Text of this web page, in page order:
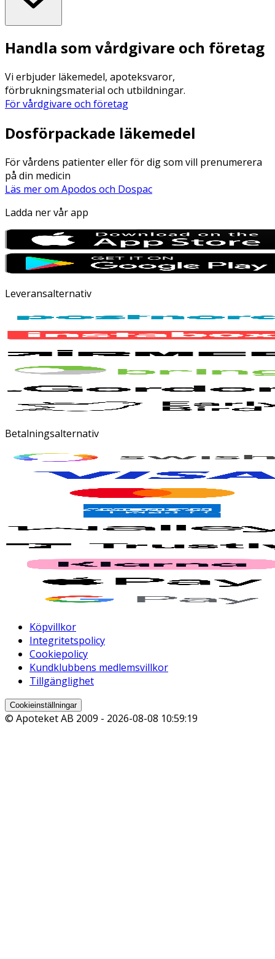
Handla som vårdgivare och företag
Vi erbjuder läkemedel, apoteksvaror,
förbrukningsmaterial och utbildningar.
För vårdgivare och företag
Dosförpackade läkemedel
För vårdens patienter eller för dig som vill prenumerera
på din medicin
Läs mer om Apodos och Dospac
Ladda ner vår app
Leveransalternativ
Betalningsalternativ
Köpvillkor
Integritetspolicy
Cookiepolicy
Kundklubbens medlemsvillkor
Tillgänglighet
Cookieinställningar
© Apoteket AB 2009 - 2026-08-08 10:59:19